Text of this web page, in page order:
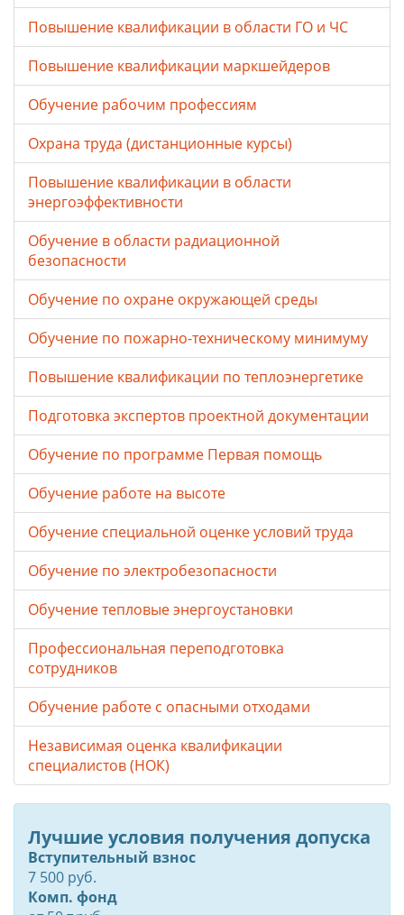
Повышение квалификации в области ГО и ЧС
Повышение квалификации маркшейдеров
Обучение рабочим профессиям
Охрана труда (дистанционные курсы)
Повышение квалификации в области
энергоэффективности
Обучение в области радиационной
безопасности
Обучение по охране окружающей среды
Обучение по пожарно-техническому минимуму
Повышение квалификации по теплоэнергетике
Подготовка экспертов проектной документации
Обучение по программе Первая помощь
Обучение работе на высоте
Обучение специальной оценке условий труда
Обучение по электробезопасности
Обучение тепловые энергоустановки
Профессиональная переподготовка
сотрудников
Обучение работе с опасными отходами
Независимая оценка квалификации
специалистов (НОК)
Лучшие условия получения допуска
Вступительный взнос
7 500 руб.
Комп. фонд